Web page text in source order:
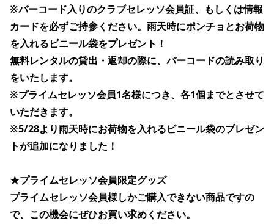
※バーコード入りのクラブセレッソ会員証、もしくは情報
カードを必ずご持参ください。雨天時にポンチョとお荷物
を入れるビニール袋をプレゼント！
無料レンタルの貸出・返却の際に、バーコードの読み取り
をいたします。
※プライムセレッソ会員1名様につき、各1個までとさせて
いただきます。
※5/28より雨天時にお荷物を入れるビニール袋のプレゼン
トが追加になりました！
★プライムセレッソ会員限定グッズ
プライムセレッソ会員様しかご購入できない商品ですの
で、この機会にぜひお買い求めください。